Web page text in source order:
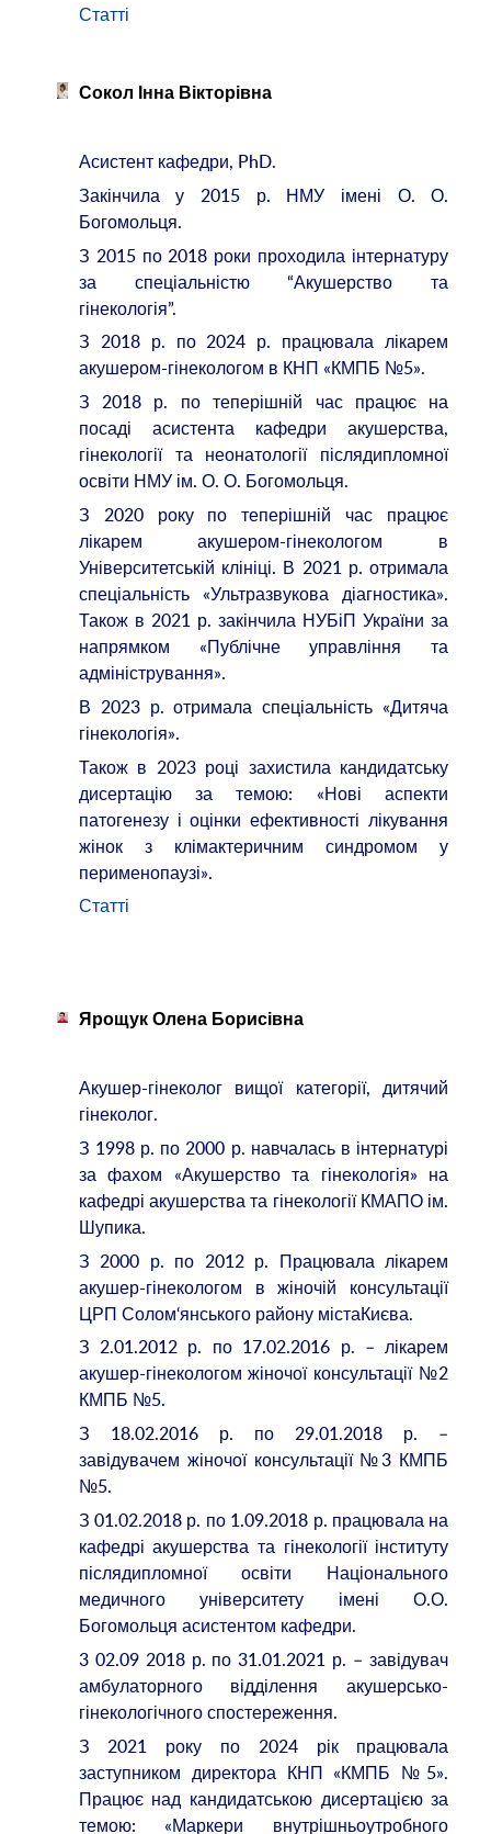
Статті
Сокол Інна Вікторівна
Асистент кафедри, PhD.
Закінчила у 2015 р. НМУ імені О. О.
Богомольця.
З 2015 по 2018 роки проходила інтернатуру
за спеціальністю “Акушерство та
гінекологія”.
З 2018 р. по 2024 р. працювала лікарем
акушером-гінекологом в КНП «КМПБ №5».
З 2018 р. по теперішній час працює на
посаді асистента кафедри акушерства,
гінекології та неонатології післядипломної
освіти НМУ ім. О. О. Богомольця.
З 2020 року по теперішній час працює
лікарем акушером-гінекологом в
Університетській клініці. В 2021 р. отримала
спеціальність «Ультразвукова діагностика».
Також в 2021 р. закінчила НУБіП України за
напрямком «Публічне управління та
адміністрування».
В 2023 р. отримала спеціальність «Дитяча
гінекологія».
Також в 2023 році захистила кандидатську
дисертацію за темою: «Нові аспекти
патогенезу і оцінки ефективності лікування
жінок з клімактеричним синдромом у
перименопаузі».
Статті
Ярощук Олена Борисівна
Акушер-гінеколог вищої категорії, дитячий
гінеколог.
З 1998 р. по 2000 р. навчалась в інтернатурі
за фахом «Акушерство та гінекологія» на
кафедрі акушерства та гінекології КМАПО ім.
Шупика.
З 2000 р. по 2012 р. Працювала лікарем
акушер-гінекологом в жіночій консультації
ЦРП Солом‘янського району містаКиєва.
З 2.01.2012 р. по 17.02.2016 р. – лікарем
акушер-гінекологом жіночої консультації №2
КМПБ №5.
З 18.02.2016 р. по 29.01.2018 р. –
завідувачем жіночої консультації №3 КМПБ
№5.
З 01.02.2018 р. по 1.09.2018 р. працювала на
кафедрі акушерства та гінекології інституту
післядипломної освіти Національного
медичного університету імені О.О.
Богомольця асистентом кафедри.
3 02.09 2018 р. по 31.01.2021 р. – завідувач
амбулаторного відділення акушерсько-
гінекологічного спостереження.
З 2021 року по 2024 рік працювала
заступником директора КНП «КМПБ №5».
Працює над кандидатською дисертацією за
темою: «Маркери внутрішньоутробного